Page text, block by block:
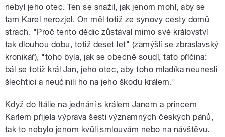
nebyl jeho otec. Ten se snažil, jak jenom mohl, aby se
tam Karel nerozjel. On měl totiž ze synovy cesty domů
strach. "Proč tento dědic zůstával mimo své království
tak dlouhou dobu, totiž deset let" (zamýšlí se zbraslavský
kronikář), "toho byla, jak se obecně soudí, tato příčina:
bál se totiž král Jan, jeho otec, aby toho mladíka neunesli
šlechtici a neučinili ho na jeho škodu králem."
Když do Itálie na jednání s králem Janem a princem
Karlem přijela výprava šesti významných českých pánů,
tak to nebylo jenom kvůli smlouvám nebo na návštěvu.